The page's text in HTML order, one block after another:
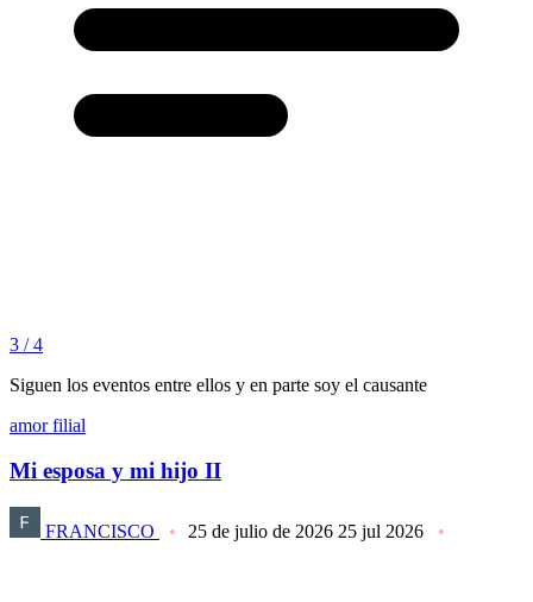
3 / 4
Siguen los eventos entre ellos y en parte soy el causante
amor filial
Mi esposa y mi hijo II
FRANCISCO 25 de julio de 2026 25 jul 2026